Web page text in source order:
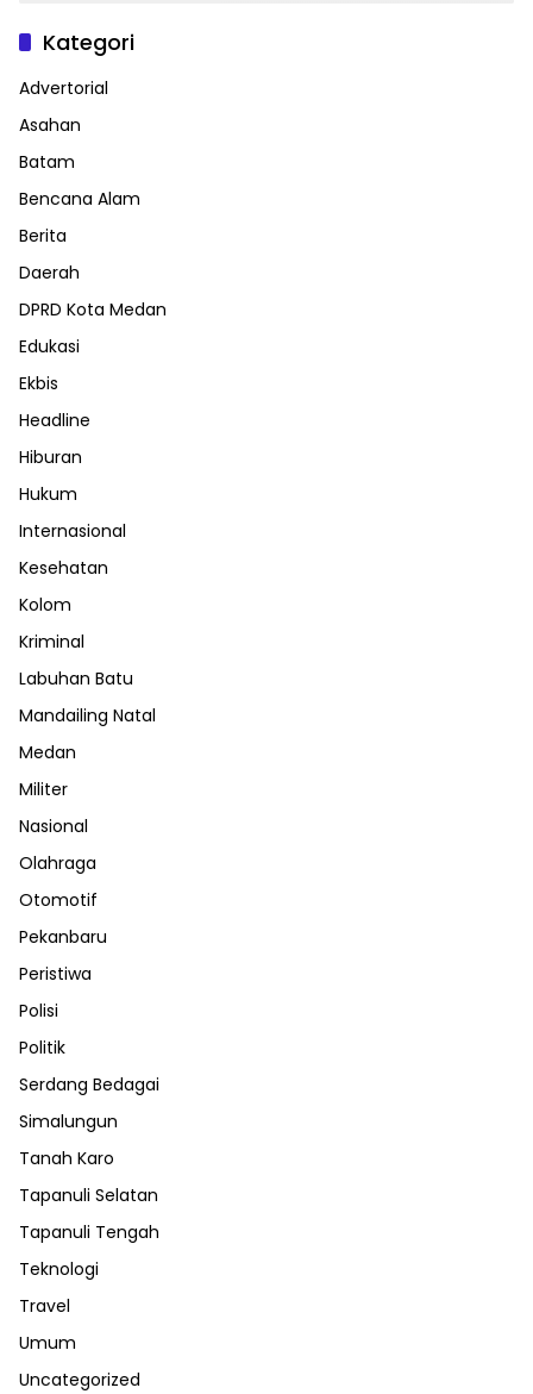
Kategori
Advertorial
Asahan
Batam
Bencana Alam
Berita
Daerah
DPRD Kota Medan
Edukasi
Ekbis
Headline
Hiburan
Hukum
Internasional
Kesehatan
Kolom
Kriminal
Labuhan Batu
Mandailing Natal
Medan
Militer
Nasional
Olahraga
Otomotif
Pekanbaru
Peristiwa
Polisi
Politik
Serdang Bedagai
Simalungun
Tanah Karo
Tapanuli Selatan
Tapanuli Tengah
Teknologi
Travel
Umum
Uncategorized